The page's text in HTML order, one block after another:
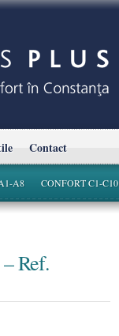
Contact
A8 CONFORT C1-C10
Ref.